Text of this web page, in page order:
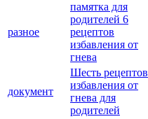
разное
памятка для
родителей 6
рецептов
избавления от
гнева
документ
Шесть рецептов
избавления от
гнева для
родителей